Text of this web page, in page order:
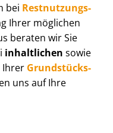
bei Rest­nut­zungs­
Ihrer möglichen
beraten wir Sie
inhaltlichen sowie
Ihrer Grund­stücks­
uns auf Ihre